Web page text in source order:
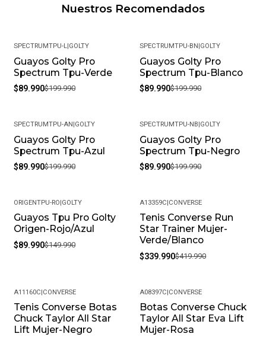
Nuestros Recomendados
-55%
SPECTRUMTPU-L|GOLTY
Guayos Golty Pro
Spectrum Tpu-Verde
$89.990$199.990
-55%
SPECTRUMTPU-BN|GOLTY
Guayos Golty Pro
Spectrum Tpu-Blanco
$89.990$199.990
-55%
SPECTRUMTPU-AN|GOLTY
Guayos Golty Pro
Spectrum Tpu-Azul
$89.990$199.990
-55%
SPECTRUMTPU-NB|GOLTY
Guayos Golty Pro
Spectrum Tpu-Negro
$89.990$199.990
-40%
ORIGENTPU-RO|GOLTY
Guayos Tpu Pro Golty
Origen-Rojo/Azul
$89.990$149.990
-19%
A13359C|CONVERSE
Tenis Converse Run
Star Trainer Mujer-
Verde/Blanco
$339.990$419.990
-15%
A11160C|CONVERSE
Tenis Converse Botas
Chuck Taylor All Star
Lift Mujer-Negro
-15%
A08397C|CONVERSE
Botas Converse Chuck
Taylor All Star Eva Lift
Mujer-Rosa